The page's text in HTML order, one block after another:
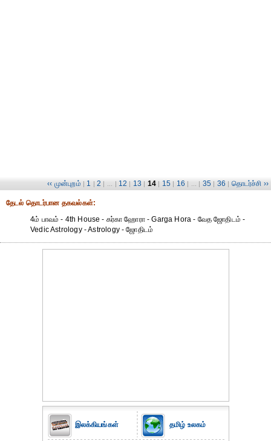
‹‹ முன்புறம் | 1 | 2 | ... | 12 | 13 | 14 | 15 | 16 | ... | 35 | 36 | தொடர்ச்சி ››
தேட‌ல் தொட‌ர்பான தகவ‌ல்க‌ள்:
4ம் பாவம் - 4th House - கர்கா ஹோரா - Garga Hora - வேத ஜோதிடம் -
Vedic Astrology - Astrology - ஜோதிடம்
இலக்கியங்கள் தமிழ் உலகம்